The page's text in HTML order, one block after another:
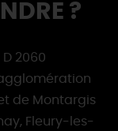
?
D 2060
de Montargis
Fleury-les-